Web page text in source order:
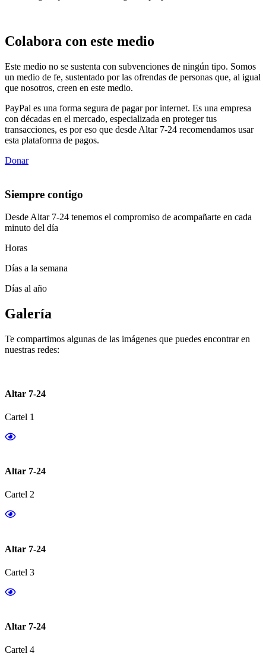
Colabora con este medio
Este medio no se sustenta con subvenciones de ningún tipo. Somos
un medio de fe, sustentado por las ofrendas de personas que, al igual
que nosotros, creen en este medio.
PayPal es una forma segura de pagar por internet. Es una empresa
con décadas en el mercado, especializada en proteger tus
transacciones, es por eso que desde Altar 7-24 recomendamos usar
esta plataforma de pagos.
Donar
Siempre contigo
Desde Altar 7-24 tenemos el compromiso de acompañarte en cada
minuto del día
Horas
Días a la semana
Días al año
Galería
Te compartimos algunas de las imágenes que puedes encontrar en
nuestras redes:
Altar 7-24
Cartel 1
Altar 7-24
Cartel 2
Altar 7-24
Cartel 3
Altar 7-24
Cartel 4